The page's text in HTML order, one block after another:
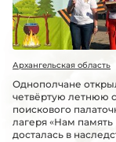
Архангельская область
Однополчане
четвёртую летнюю
поискового
лагеря «Нам память
досталась в